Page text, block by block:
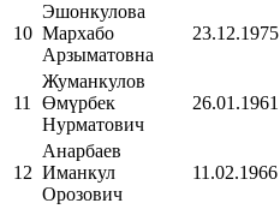
10
Эшонкулова
Мархабо
Арзыматовна
23.12.1975
11
Жуманкулов
Өмүрбек
Нурматович
26.01.1961
12
Анарбаев
Иманкул
Орозович
11.02.1966